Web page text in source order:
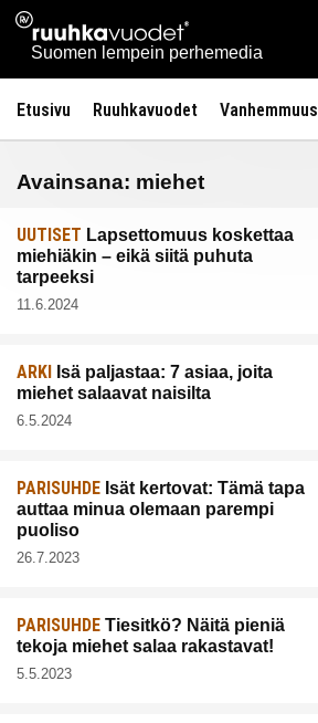
Siirry
sisältöön
Ruuhkavuodet.fi
Suomen lempein perhemedia
Etusivu Ruuhkavuodet Vanhemmuus
Avainsana: miehet
UUTISET Lapsettomuus koskettaa
miehiäkin – eikä siitä puhuta
tarpeeksi
11.6.2024
ARKI Isä paljastaa: 7 asiaa, joita
miehet salaavat naisilta
6.5.2024
PARISUHDE Isät kertovat: Tämä tapa
auttaa minua olemaan parempi
puoliso
26.7.2023
PARISUHDE Tiesitkö? Näitä pieniä
tekoja miehet salaa rakastavat!
5.5.2023